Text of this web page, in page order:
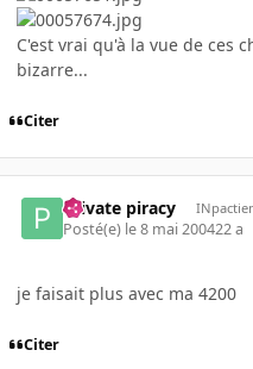
C'est vrai qu'à la vue de ces
bizarre...
Citer
Private piracy
Posté(e) le 8 mai 200422 a
je faisait plus avec ma 4200
Citer